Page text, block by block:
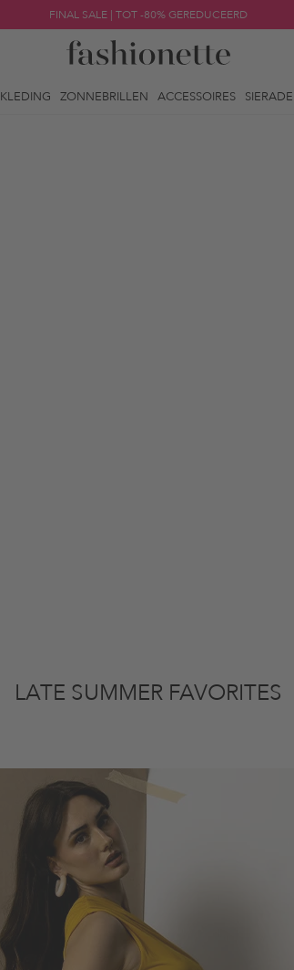
FINAL SALE | TOT -80% GEREDUCEERD
KLEDING ZONNEBRILLEN ACCESSOIRES
LATE SUMMER FAVORITES